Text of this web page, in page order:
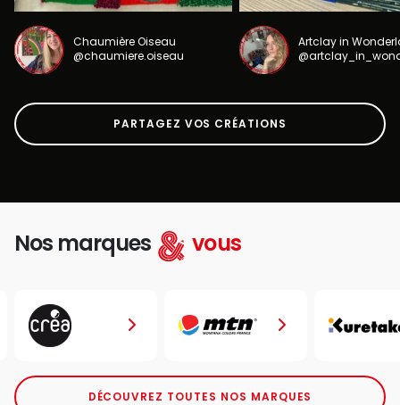
Chaumière Oiseau
@chaumiere.oiseau
Artclay in
PARTAGEZ VOS CRÉATIONS
Nos marques vous
DÉCOUVREZ TOUTES NOS MARQUES